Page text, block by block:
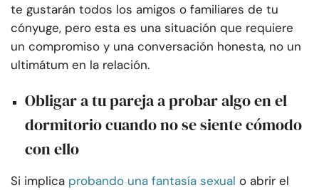
te gustarán todos los amigos o familiares de tu
cónyuge, pero esta es una situación que requiere
un compromiso y una conversación honesta, no un
ultimátum en la relación.
Obligar a tu pareja a probar algo en el
dormitorio cuando no se siente cómodo
con ello
Si implica probando una fantasía sexual o abrir el